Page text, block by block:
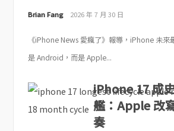
Brian Fang 2026 年 7 月 30 日
《iPhone News 愛瘋了》報導，iPhone 未來
是 Android，而是 Apple...
iPhone 17 成
艦：Apple 改
奏